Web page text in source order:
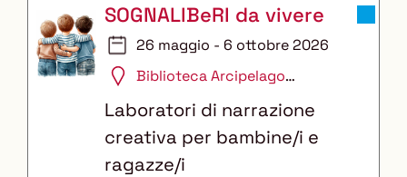
SOGNALIBeRI da vivere
26 maggio - 6 ottobre 2026
Biblioteca Arcipelago
Laboratori di narrazione
creativa per bambine/i e
ragazze/i